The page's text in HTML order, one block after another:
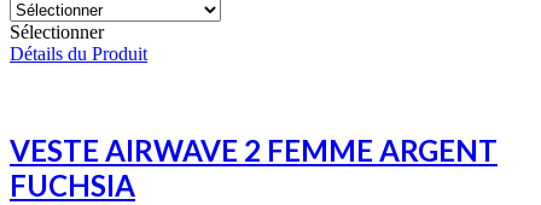
Sélectionner
Détails du Produit
VESTE AIRWAVE 2 FEMME ARGENT
FUCHSIA